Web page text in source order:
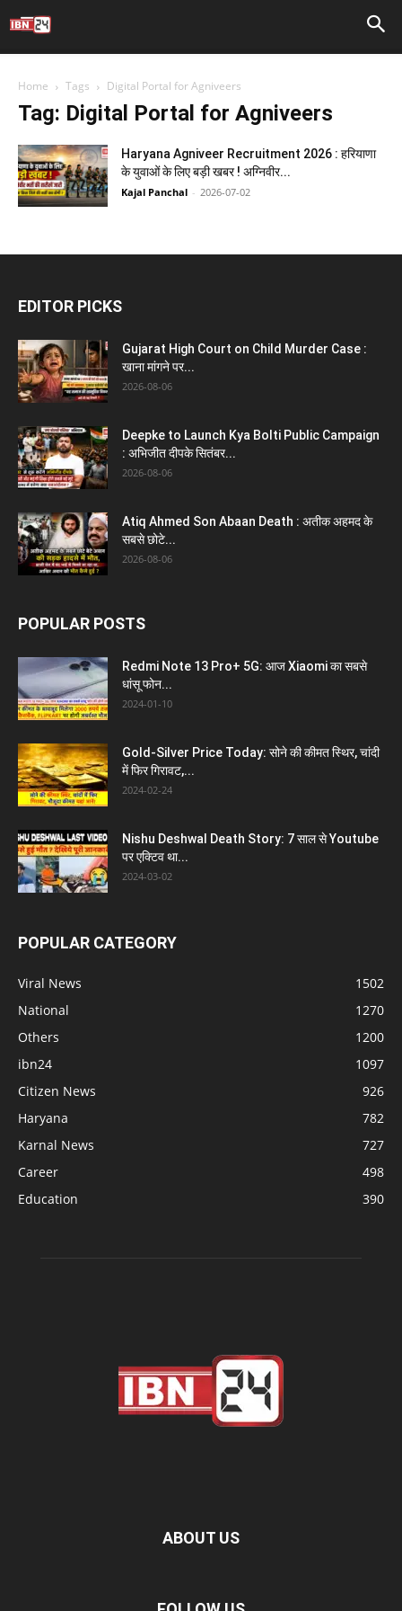
Home Tags Digital Portal for Agniveers
Tag: Digital Portal for Agniveers
Haryana Agniveer Recruitment 2026 : हरियाणा
के युवाओं के लिए बड़ी खबर ! अग्निवीर...
Kajal Panchal - 2026-07-02
EDITOR PICKS
Gujarat High Court on Child Murder Case :
खाना मांगने पर...
2026-08-06
Deepke to Launch Kya Bolti Public Campaign
: अभिजीत दीपके सितंबर...
2026-08-06
Atiq Ahmed Son Abaan Death : अतीक अहमद के
सबसे छोटे...
2026-08-06
POPULAR POSTS
Redmi Note 13 Pro+ 5G: आज Xiaomi का सबसे
धांसू फोन...
2024-01-10
Gold-Silver Price Today: सोने की कीमत स्थिर, चांदी
में फिर गिरावट,...
2024-02-24
Nishu Deshwal Death Story: 7 साल से Youtube
पर एक्टिव था...
2024-03-02
POPULAR CATEGORY
Viral News
1502
National
1270
Others
1200
ibn24
1097
Citizen News
926
Haryana
782
Karnal News
727
Career
498
Education
390
ABOUT US